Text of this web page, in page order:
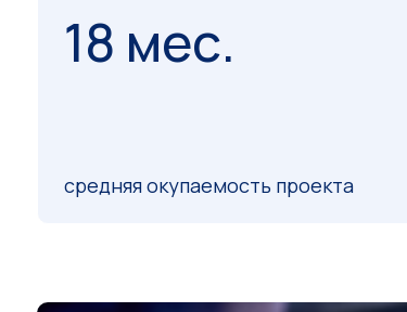
18 мес.
средняя окупаемость проекта